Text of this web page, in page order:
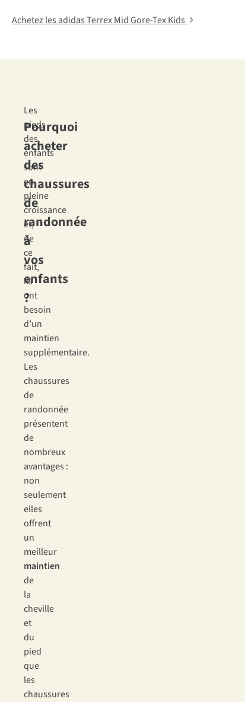
Achetez les adidas Terrex Mid Gore-Tex Kids
Pourquoi
acheter
des
chaussures
de
randonnée
à
vos
enfants
?
Les
pieds
des
enfants
sont
en
pleine
croissance
et,
de
ce
fait,
ils
ont
besoin
d’un
maintien
supplémentaire.
Les
chaussures
de
randonnée
présentent
de
nombreux
avantages :
non
seulement
elles
offrent
un
meilleur
maintien
de
la
cheville
et
du
pied
que
les
chaussures